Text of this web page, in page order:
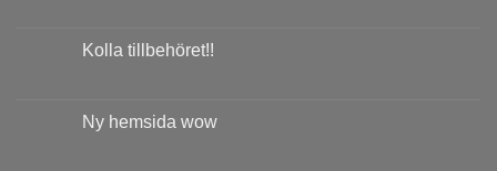
Kolla tillbehöret!!
Ny hemsida wow